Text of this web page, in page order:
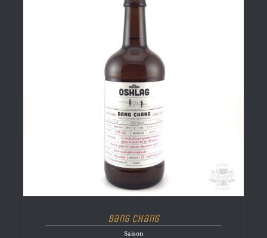
Bang Chang
Saison